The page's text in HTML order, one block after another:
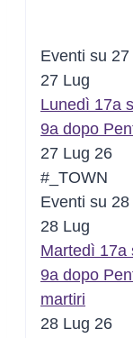
Eventi su
27 Lug
Lunedì 17a
9a dopo
27 Lug 26
#_TOWN
Eventi su
28 Lug
Martedì 17a
9a dopo
martiri
28 Lug 26